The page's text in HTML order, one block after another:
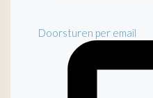
Doorsturen per email